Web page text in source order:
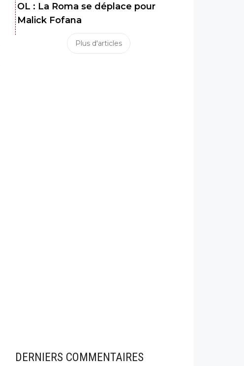
OL : La Roma se déplace pour
Malick Fofana
Plus d'articles
DERNIERS COMMENTAIRES